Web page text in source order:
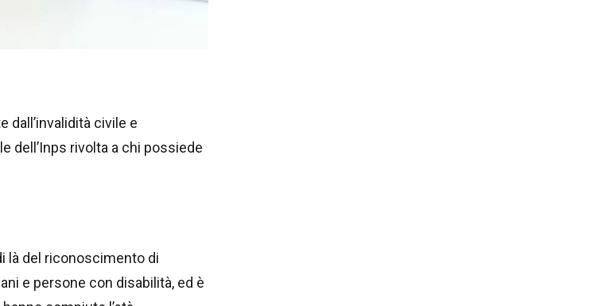
civile e
dell’Inps rivolta a chi possiede
là del riconoscimento di
e persone con disabilità, ed è